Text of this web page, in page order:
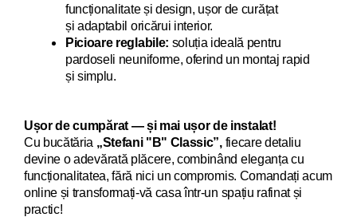
funcționalitate și design, ușor de curățat
și adaptabil oricărui interior.
Picioare reglabile: soluția ideală pentru
pardoseli neuniforme, oferind un montaj rapid
și simplu.
Ușor de cumpărat — și mai ușor de instalat!
Cu bucătăria „Stefani "B" Classic”,fiecare detaliu
devine o adevărată plăcere, combinând eleganța cu
funcționalitatea, fără nici un compromis. Comandați acum
online și transformați-vă casa într-un spațiu rafinat și
practic!